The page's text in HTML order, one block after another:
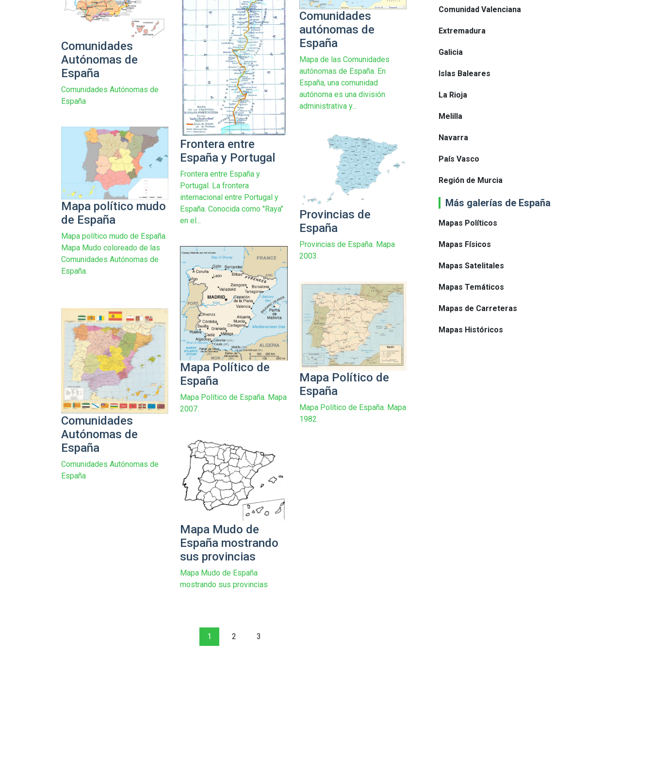
Comunidades
autónomas de
España
Mapa de las Comunidades
autónomas de España. En
España, una comunidad
autónoma es una división
administrativa y...
Comunidades
Autónomas de
España
Comunidades Autónomas de
España
Frontera entre
España y Portugal
Frontera entre España y
Portugal. La frontera
internacional entre Portugal y
España. Conocida como "Raya"
en el...
Mapa político mudo
de España
Mapa político mudo de España.
Mapa Mudo coloreado de las
Comunidades Autónomas de
España.
Provincias de
España
Provincias de España. Mapa
2003.
Mapa Político de
España
Mapa Político de España. Mapa
2007.
Mapa Político de
España
Mapa Político de España. Mapa
1982.
Comunidades
Autónomas de
España
Comunidades Autónomas de
España
Mapa Mudo de
España mostrando
sus provincias
Mapa Mudo de España
mostrando sus provincias
1 2 3
Comunidad Valenciana
Extremadura
Galicia
Islas Baleares
La Rioja
Melilla
Navarra
País Vasco
Región de Murcia
Más galerías de España
Mapas Políticos
Mapas Físicos
Mapas Satelitales
Mapas Temáticos
Mapas de Carreteras
Mapas Históricos